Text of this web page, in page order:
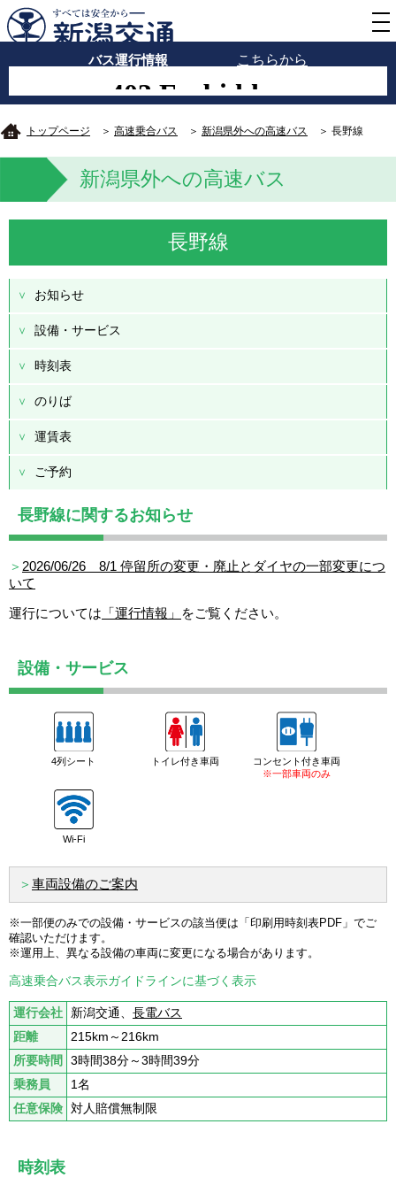
バス運行情報 こちらから
トップページ ＞ 高速乗合バス ＞ 新潟県外への高速バス ＞ 長野線
新潟県外への高速バス
長野線
お知らせ
設備・サービス
時刻表
のりば
運賃表
ご予約
長野線に関するお知らせ
＞ 2026/06/26 8/1 停留所の変更・廃止とダイヤの一部変更につ
いて
運行については 「運行情報」 をご覧ください。
設備・サービス
4列シート トイレ付き車両
コンセント付き車両
※一部車両のみ
Wi-Fi
＞ 車両設備のご案内
※一部便のみでの設備・サービスの該当便は「印刷用時刻表PDF」でご
確認いただけます。
※運用上、異なる設備の車両に変更になる場合があります。
高速乗合バス表示ガイドラインに基づく表示
運行会社 新潟交通、 長電バス
距離
215km～216km
所要時間
3時間38分～3時間39分
乗務員
1名
任意保険 対人賠償無制限
時刻表